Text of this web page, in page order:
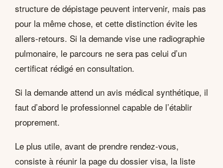
structure de dépistage peuvent intervenir, mais pas
pour la même chose, et cette distinction évite les
allers-retours. Si la demande vise une radiographie
pulmonaire, le parcours ne sera pas celui d’un
certificat rédigé en consultation.
Si la demande attend un avis médical synthétique, il
faut d’abord le professionnel capable de l’établir
proprement.
Le plus utile, avant de prendre rendez-vous,
consiste à réunir la page du dossier visa, la liste